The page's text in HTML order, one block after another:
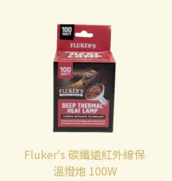
Fluker's 碳纖遠紅外線保
溫燈炮 100W